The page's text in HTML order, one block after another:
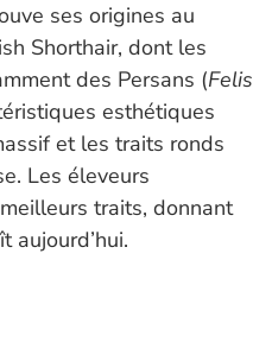
ses origines au
Shorthair, dont les
des Persans (Felis
esthétiques
et les traits ronds
Les éleveurs
traits, donnant
aujourd’hui.